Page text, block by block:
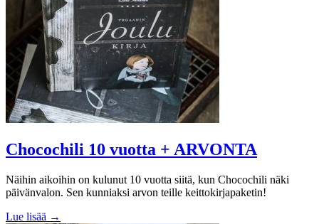
Chocochili 10 vuotta + ARVONTA
Näihin aikoihin on kulunut 10 vuotta siitä, kun Chocochili näki
päivänvalon. Sen kunniaksi arvon teille keittokirjapaketin!
Lue lisää →